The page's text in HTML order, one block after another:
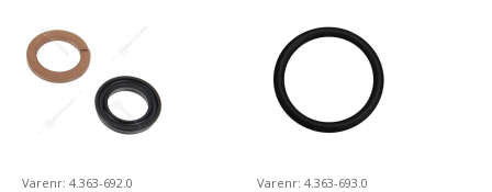
Varenr: 4.363-692.0 Varenr: 4.363-693.0